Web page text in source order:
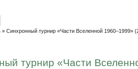
»Синхронный турнир «Части Вселенной 1960–1999»
турнир «Части